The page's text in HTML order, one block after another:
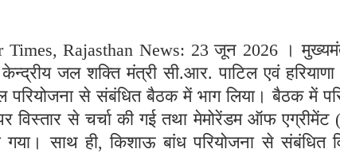
Times, Rajasthan News: 23 जून 2026 ।
केन्द्रीय जल शक्ति मंत्री सी.आर. पाटिल एवं
परियोजना से संबंधित बैठक में भाग लिया। बैठक में
विस्तार से चर्चा की गई तथा मेमोरेंडम ऑफ एग्रीमेंट
गया। साथ ही, किशाऊ बांध परियोजना से संबंधित